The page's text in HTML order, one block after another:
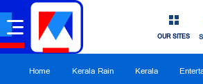
OUR SITES
Home Kerala Rain Kerala